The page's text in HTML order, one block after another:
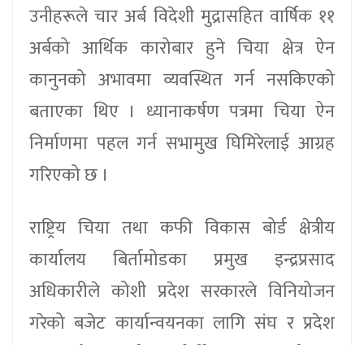
उनीहरूले चार अर्ब विदेशी मुद्रासहित वार्षिक ११
अर्बको आर्थिक कारोबार हुने चिया क्षेत्र ऐन
कानुनको अभावमा व्यवस्थित गर्न नसकिएको
बताएका थिए । ध्यानाकर्षण पत्रमा चिया ऐन
निर्माणमा पहल गर्न सभामुख घिमिरेलाई आग्रह
गरिएको छ ।
राष्ट्रिय चिया तथा कफी विकास बोर्ड क्षेत्रीय
कार्यालय बिर्तामोडका प्रमुख इन्द्रप्रसाद
अधिकारीले कोशी प्रदेश सरकारले विनियोजन
गरेको बजेट कार्यान्वयनका लागि संघ र प्रदेश